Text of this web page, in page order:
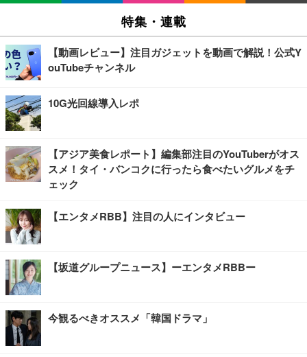
特集・連載
【動画レビュー】注目ガジェットを動画で解説！公式Y
ouTubeチャンネル
10G光回線導入レポ
【アジア美食レポート】編集部注目のYouTuberがオス
スメ！タイ・バンコクに行ったら食べたいグルメをチ
ェック
【エンタメRBB】注目の人にインタビュー
【坂道グループニュース】ーエンタメRBBー
今観るべきオススメ「韓国ドラマ」